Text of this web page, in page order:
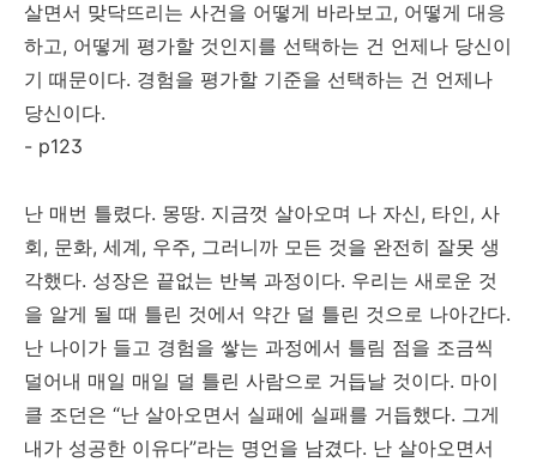
살면서 맞닥뜨리는 사건을 어떻게 바라보고, 어떻게 대응
하고, 어떻게 평가할 것인지를 선택하는 건 언제나 당신이
기 때문이다. 경험을 평가할 기준을 선택하는 건 언제나
당신이다.
- p123
난 매번 틀렸다. 몽땅. 지금껏 살아오며 나 자신, 타인, 사
회, 문화, 세계, 우주, 그러니까 모든 것을 완전히 잘못 생
각했다. 성장은 끝없는 반복 과정이다. 우리는 새로운 것
을 알게 될 때 틀린 것에서 약간 덜 틀린 것으로 나아간다.
난 나이가 들고 경험을 쌓는 과정에서 틀림 점을 조금씩
덜어내 매일 매일 덜 틀린 사람으로 거듭날 것이다. 마이
클 조던은 “난 살아오면서 실패에 실패를 거듭했다. 그게
내가 성공한 이유다”라는 명언을 남겼다. 난 살아오면서